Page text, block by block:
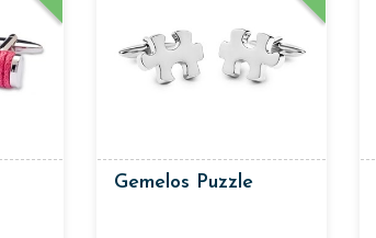
Gemelos Puzzle